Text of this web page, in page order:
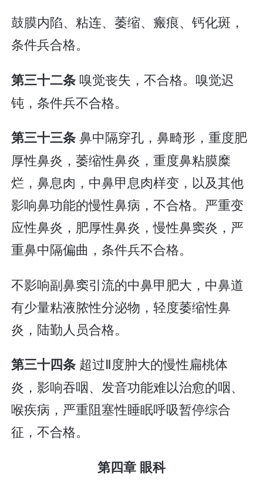
鼓膜内陷、粘连、萎缩、瘢痕、钙化斑，
条件兵合格。
第三十二条 嗅觉丧失，不合格。嗅觉迟
钝，条件兵不合格。
第三十三条鼻中隔穿孔，鼻畸形，重度肥
厚性鼻炎，萎缩性鼻炎，重度鼻粘膜糜
烂，鼻息肉，中鼻甲息肉样变，以及其他
影响鼻功能的慢性鼻病，不合格。严重变
应性鼻炎，肥厚性鼻炎，慢性鼻窦炎，严
重鼻中隔偏曲，条件兵不合格。
不影响副鼻窦引流的中鼻甲肥大，中鼻道
有少量粘液脓性分泌物，轻度萎缩性鼻
炎，陆勤人员合格。
第三十四条 超过Ⅱ度肿大的慢性扁桃体
炎，影响吞咽、发音功能难以治愈的咽、
喉疾病，严重阻塞性睡眠呼吸暂停综合
征，不合格。
第四章 眼科